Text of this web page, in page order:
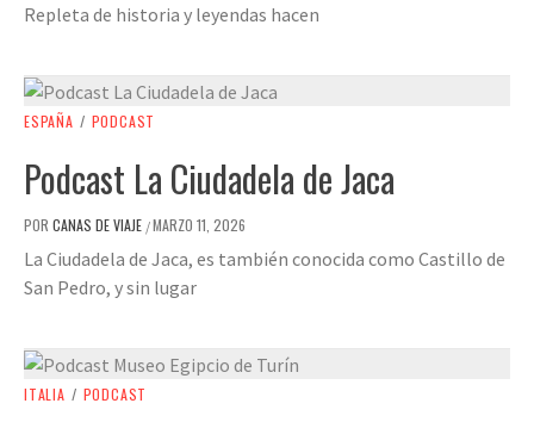
Repleta de historia y leyendas hacen
ESPAÑA / PODCAST
Podcast La Ciudadela de Jaca
POR CANAS DE VIAJE /MARZO 11, 2026
La Ciudadela de Jaca, es también conocida como Castillo de
San Pedro, y sin lugar
ITALIA / PODCAST